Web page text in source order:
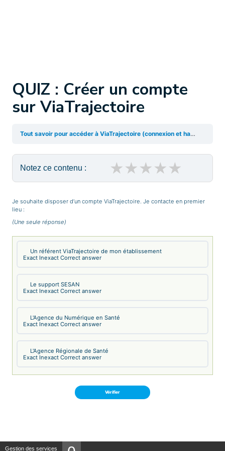
QUIZ : Créer un compte
sur ViaTrajectoire
Tout savoir pour accéder à ViaTrajectoire (connexion et habilitations)
Notez ce contenu : ★
★
★
★
★
Je souhaite disposer d’un compte ViaTrajectoire. Je contacte en premier
lieu :
(Une seule réponse)
Un référent ViaTrajectoire de mon établissement
Exact InexactCorrect answer
Le support SESAN
Exact InexactCorrect answer
L'Agence du Numérique en Santé
Exact InexactCorrect answer
L'Agence Régionale de Santé
Exact InexactCorrect answer
Panneau de gestion des cookies
Gestion des services